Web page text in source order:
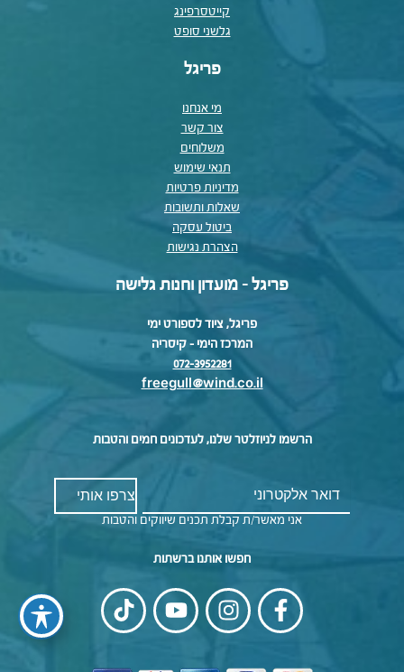
קייטסרפינג
גלשני סופט
פריגל
מי אנחנו
צור קשר
משלוחים
תנאי שימוש
מדיניות פרטיות
שאלות ותשובות
ביטול עסקה
הצהרת נגישות
פריגל - מועדון וחנות גלישה
פריגל, ציוד לספורט ימי
המרכז הימי – קיסריה
072-3952281
freegull@wind.co.il
הרשמו לניוזלטר שלנו, לעדכונים חמים והטבות
אני מאשר/ת קבלת תכנים שיווקים והטבות
חפשו אותנו ברשתות